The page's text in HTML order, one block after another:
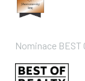
Nominace BEST